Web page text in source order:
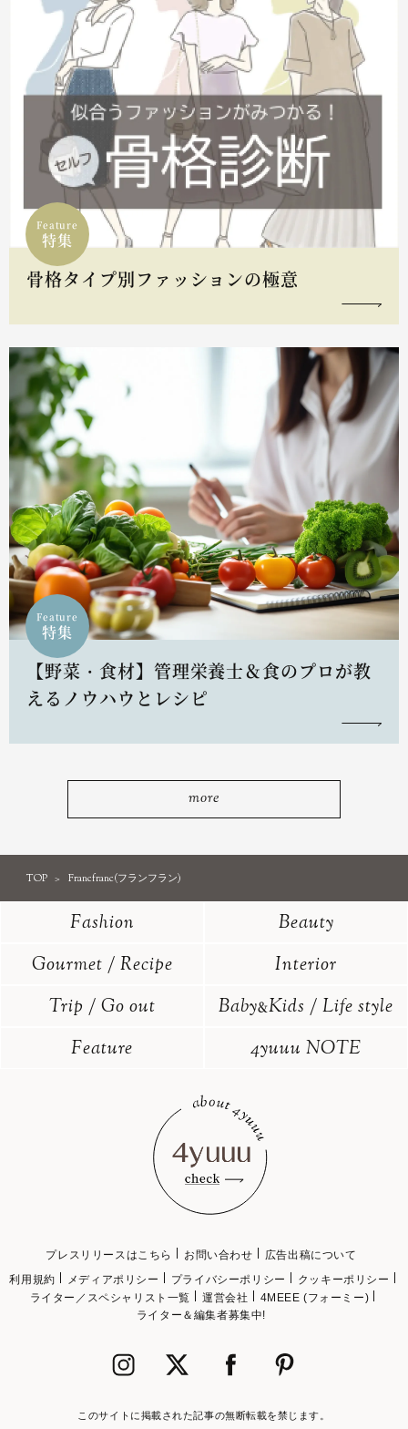
Feature
特集
骨格タイプ別ファッションの極意
Feature
特集
【野菜・食材】管理栄養士＆食のプロが教
えるノウハウとレシピ
more
TOP Francfranc(フランフラン)
Fashion
Beauty
Gourmet / Recipe
Interior
Trip / Go out
Baby&Kids / Life style
Feature
4yuuu NOTE
プレスリリースはこちら お問い合わせ
広告出稿について
利用規約
メディアポリシー プライバシーポリシー
クッキーポリシー
ライター／スペシャリスト一覧
運営会社
4MEEE (フォーミー)
ライター＆編集者募集中!
このサイトに掲載された記事の無断転載を禁じます。